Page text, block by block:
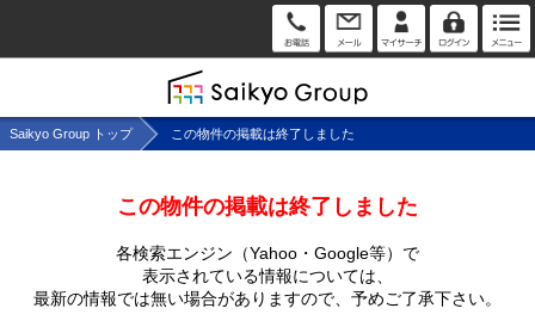
Saikyo Group トップ この物件の掲載は終了しました
この物件の掲載は終了しました
各検索エンジン（Yahoo・Google等）で
表示されている情報については、
最新の情報では無い場合がありますので、 予めご了承下さい。